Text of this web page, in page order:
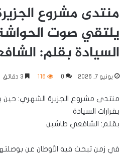
منتدى مشروع
يلتقي صوت
السيادة بقلم:
يونيو 7, 2026 0
116
منتدى مشروع الجزيرة الشهري:
بقرارات السيادة
بقلم: الشافعي طاشبن
في زمن تبحث فيه الأوطان عن